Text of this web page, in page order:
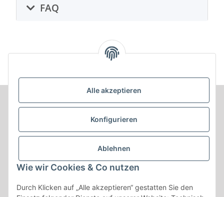
Alle akzeptieren
Konfigurieren
Ablehnen
Wie wir Cookies & Co nutzen
Durch Klicken auf „Alle akzeptieren“ gestatten Sie den
FAQ
Informationen
Produkt Informationen
Shop Informationen
Gesetzliche Informationen